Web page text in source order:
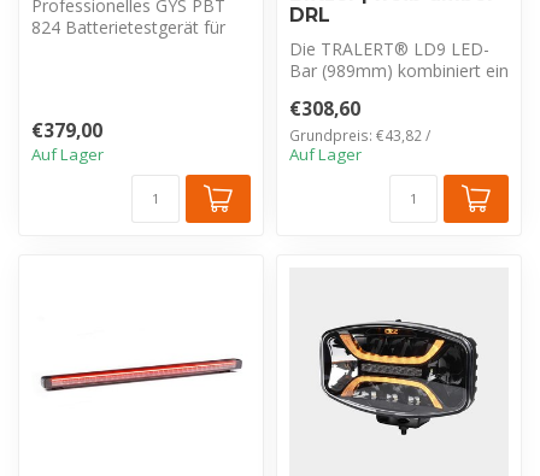
Professionelles GYS PBT
824 Batterietestgerät für
€379,00
Auf Lager
DRL
Die TRALERT® LD9 LED-
Bar (989mm) kombiniert ein
st...
€308,60
Grundpreis: €43,82 /
Auf Lager